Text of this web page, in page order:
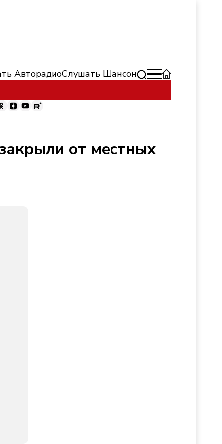
АвторадиоСлушать Шансон
от местных